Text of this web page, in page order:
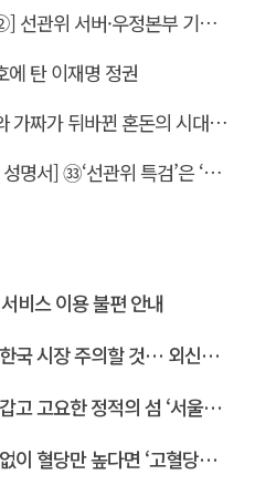
[부정선거 특검법 해부 ②] 선관위 서버·우정본부 기록까지…‘증거를 끌어오는 칼’
에 탄 이재명 정권
[박필규 안보칼럼] 진짜와 가짜가 뒤바뀐 혼돈의 시대, 안보 파탄은 막아야
[서버까 육사구국동지회 성명서] ㉝‘선관위 특검’은 ‘부정선거 특검’으로 명명하고 박주현 변호사를 ‘특검’으로 임명하라!
비스 이용 불편 안내
주의할 것… 외신도 이재명 비판”
한 정적의 섬 ‘서울시립미술관’
높다면 ‘고혈당증’으로 불러야